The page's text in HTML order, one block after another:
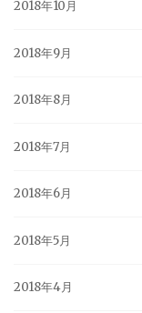
2018年10月
2018年9月
2018年8月
2018年7月
2018年6月
2018年5月
2018年4月